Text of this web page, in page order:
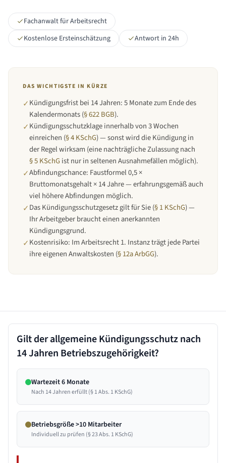
Fachanwalt für Arbeitsrecht
Kostenlose Ersteinschätzung
Antwort in 24h
DAS WICHTIGSTE IN KÜRZE
✓Kündigungsfrist bei 14 Jahren:5 Monate zum Ende des
Kalendermonats(§ 622 BGB).
✓Kündigungsschutzklage innerhalb von 3 Wochen
einreichen (§ 4 KSchG) — sonst wird die Kündigung in
der Regel wirksam (eine nachträgliche Zulassung nach
§ 5 KSchG ist nur in seltenen Ausnahmefällen möglich).
✓Abfindungschance: Faustformel 0,5 ×
Bruttomonatsgehalt × 14 Jahre — erfahrungsgemäß auch
viel höhere Abfindungen möglich.
✓Das Kündigungsschutzgesetz gilt für Sie (§ 1 KSchG) —
Ihr Arbeitgeber braucht einen anerkannten
Kündigungsgrund.
✓Kostenrisiko: Im Arbeitsrecht 1. Instanz trägt jede Partei
ihre eigenen Anwaltskosten (§ 12a ArbGG).
Gilt der allgemeine Kündigungsschutz nach
14 Jahren Betriebszugehörigkeit?
Wartezeit 6 Monate
Nach 14 Jahren erfüllt (§ 1 Abs. 1 KSchG)
Betriebsgröße >10 Mitarbeiter
Individuell zu prüfen (§ 23 Abs. 1 KSchG)